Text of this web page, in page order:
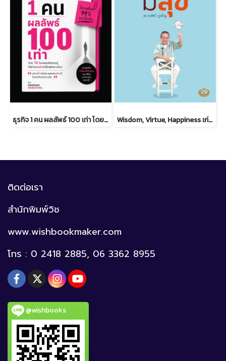
ธุรกิจ 1 คน ผลลัพธ์ 100 เท่า โดยครูแป๋ว จุฑามาศ อ่อนประดิษฐ Wisdom, Virtue, Happiness เก่ง ดี มีสุข ดร.วรภัทร์ ภู่เจริญ
ติดต่อเรา
สำนักพิมพ์วิช
www.wishbookmaker.com
โทร : 0 2418 2885, 06 3362 8955
@wishbooks